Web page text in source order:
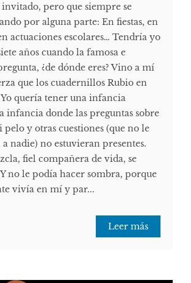
pero que siempre se
por alguna parte: En fiestas, en
actuaciones escolares… Tendría yo
años cuando la famosa e
¿de dónde eres? Vino a mí
que los cuadernillos Rubio en
quería tener una infancia
infancia donde las preguntas sobre
y otras cuestiones (que no le
nadie) no estuvieran presentes.
fiel compañera de vida, se
no le podía hacer sombra, porque
vivía en mí y par...
Leer más